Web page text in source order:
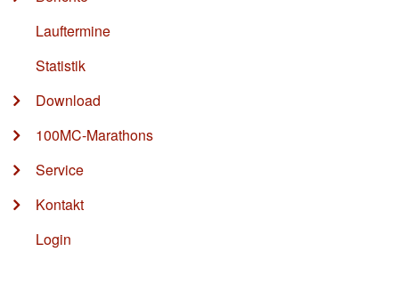
Lauftermine
Statistik
Download
100MC-Marathons
Service
Kontakt
Login